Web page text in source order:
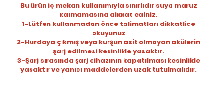
Bu ürün iç mekan kullanımıyla sınırlıdır;suya maruz
kalmamasına dikkat ediniz.
1-Lütfen kullanmadan önce talimatları dikkatlice
okuyunuz
2-Hurdaya çıkmış veya kurşun asit olmayan akülerin
şarj edilmesi kesinlikle yasaktır.
3-Şarj sırasında şarj cihazının kapatılması kesinlikle
yasaktır ve yanıcı maddelerden uzak tutulmalıdır.